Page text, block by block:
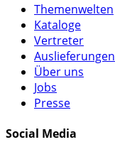
Themenwelten
Kataloge
Vertreter
Auslieferungen
Über uns
Jobs
Presse
Social Media